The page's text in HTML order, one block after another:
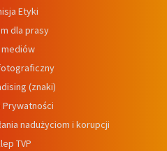
Etyki
dla prasy
mediów
(znaki)
nadużyciom i korupcji
TVP